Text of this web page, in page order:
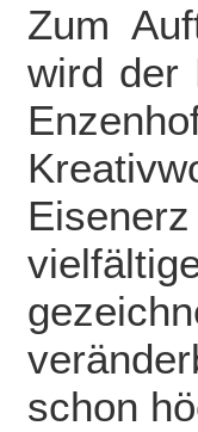
Zum
wird der
schon